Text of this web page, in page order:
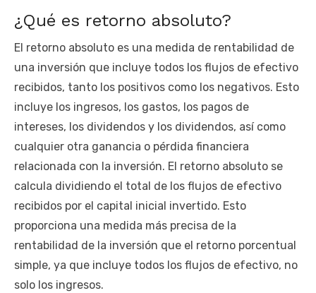
¿Qué es retorno absoluto?
El retorno absoluto es una medida de rentabilidad de
una inversión que incluye todos los flujos de efectivo
recibidos, tanto los positivos como los negativos. Esto
incluye los ingresos, los gastos, los pagos de
intereses, los dividendos y los dividendos, así como
cualquier otra ganancia o pérdida financiera
relacionada con la inversión. El retorno absoluto se
calcula dividiendo el total de los flujos de efectivo
recibidos por el capital inicial invertido. Esto
proporciona una medida más precisa de la
rentabilidad de la inversión que el retorno porcentual
simple, ya que incluye todos los flujos de efectivo, no
solo los ingresos.